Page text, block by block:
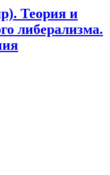
Теория и
либерализма.